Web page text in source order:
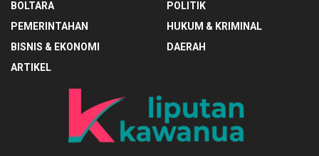
BOLTARA
POLITIK
PEMERINTAHAN
HUKUM & KRIMINAL
BISNIS & EKONOMI
DAERAH
ARTIKEL